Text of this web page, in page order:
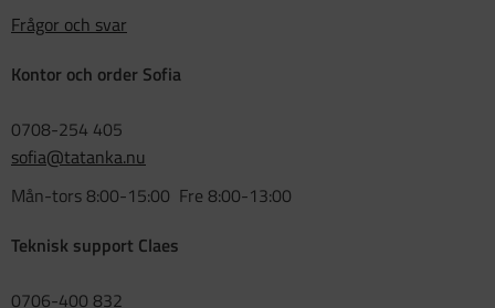
Frågor och svar
Kontor och order Sofia
0708-254 405
sofia@tatanka.nu
Mån-tors 8:00-15:00 Fre 8:00-13:00
Teknisk support Claes
0706-400 832